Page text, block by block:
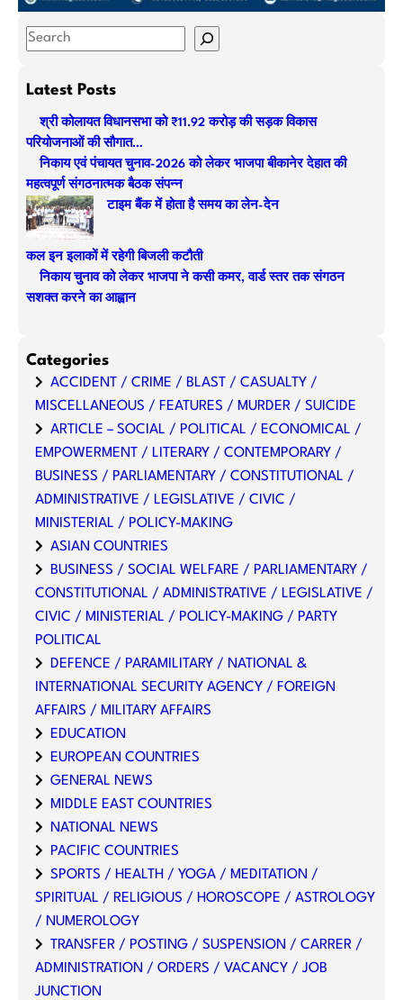
S
aLatest Posts
श्री कोलायत विधानसभा को ₹11.92 करोड़ की सड़क विकास
परियोजनाओं की सौगात…
निकाय एवं पंचायत चुनाव-2026 को लेकर भाजपा बीकानेर देहात की
महत्वपूर्ण संगठनात्मक बैठक संपन्न
टाइम बैंक में होता है समय का लेन-देन
कल इन इलाकों में रहेगी बिजली कटौती
निकाय चुनाव को लेकर भाजपा ने कसी कमर, वार्ड स्तर तक संगठन
सशक्त करने का आह्वान
Categories
ACCIDENT / CRIME / BLAST / CASUALTY /
MISCELLANEOUS / FEATURES / MURDER / SUICIDE
ARTICLE – SOCIAL / POLITICAL / ECONOMICAL /
EMPOWERMENT / LITERARY / CONTEMPORARY /
BUSINESS / PARLIAMENTARY / CONSTITUTIONAL /
ADMINISTRATIVE / LEGISLATIVE / CIVIC /
MINISTERIAL / POLICY-MAKING
ASIAN COUNTRIES
BUSINESS / SOCIAL WELFARE / PARLIAMENTARY /
CONSTITUTIONAL / ADMINISTRATIVE / LEGISLATIVE /
CIVIC / MINISTERIAL / POLICY-MAKING / PARTY
POLITICAL
DEFENCE / PARAMILITARY / NATIONAL &
INTERNATIONAL SECURITY AGENCY / FOREIGN
AFFAIRS / MILITARY AFFAIRS
EDUCATION
EUROPEAN COUNTRIES
GENERAL NEWS
MIDDLE EAST COUNTRIES
NATIONAL NEWS
PACIFIC COUNTRIES
SPORTS / HEALTH / YOGA / MEDITATION /
SPIRITUAL / RELIGIOUS / HOROSCOPE / ASTROLOGY
/ NUMEROLOGY
TRANSFER / POSTING / SUSPENSION / CARRER /
ADMINISTRATION / ORDERS / VACANCY / JOB
JUNCTION